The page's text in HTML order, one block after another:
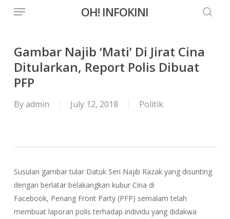
content
OH! INFOKINI
Menu
Gambar Najib ‘Mati’ Di Jirat Cina
Ditularkan, Report Polis Dibuat
PFP
Byadmin July 12, 2018 Politik
Susulan gambar tular Datuk Seri Najib Razak yang disunting
dengan berlatar belakangkan kubur Cina di
Facebook, Penang Front Party (PFP) semalam telah
membuat laporan polis terhadap individu yang didakwa